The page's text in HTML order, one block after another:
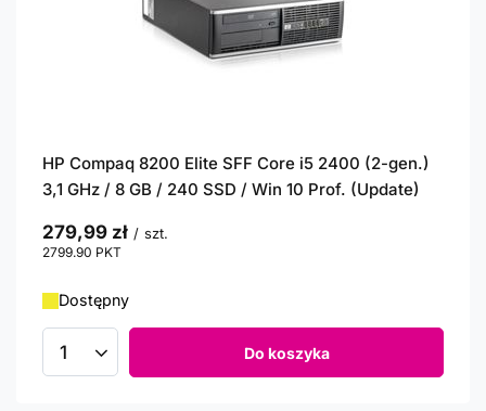
HP Compaq 8200 Elite SFF Core i5 2400 (2-gen.)
3,1 GHz / 8 GB / 240 SSD / Win 10 Prof. (Update)
279,99 zł / szt.
2799.90 PKT
Dostępny
Ilość produktów Do koszyka